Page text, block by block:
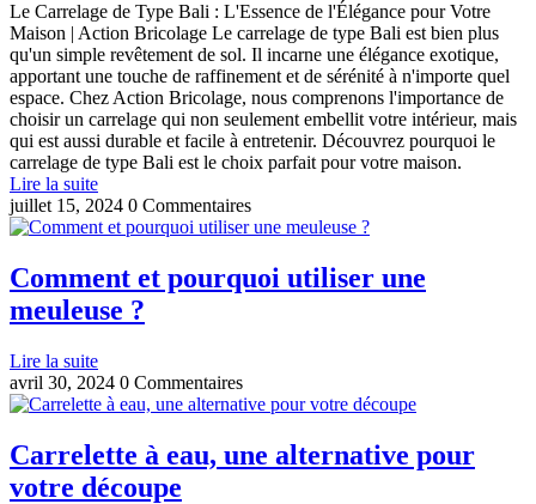
Le Carrelage de Type Bali : L'Essence de l'Élégance pour Votre
Maison | Action Bricolage Le carrelage de type Bali est bien plus
qu'un simple revêtement de sol. Il incarne une élégance exotique,
apportant une touche de raffinement et de sérénité à n'importe quel
espace. Chez Action Bricolage, nous comprenons l'importance de
choisir un carrelage qui non seulement embellit votre intérieur, mais
qui est aussi durable et facile à entretenir. Découvrez pourquoi le
carrelage de type Bali est le choix parfait pour votre maison.
Lire la suite
juillet 15, 2024 0 Commentaires
Comment et pourquoi utiliser une
meuleuse ?
Lire la suite
avril 30, 2024 0 Commentaires
Carrelette à eau, une alternative pour
votre découpe